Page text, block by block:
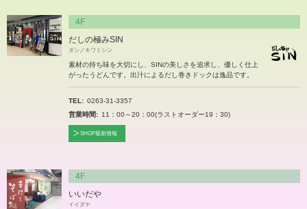
4F
だしの極みSIN
ダシノキワミシン
素材の持ち味を大切にし、SINの美しさを追求し、優しく仕上
がったうどんです。出汁によるだし巻きドックは逸品です。
TEL
0263-31-3357
営業時間
11：00～20：00(ラストオーダー19：30)
SHOP最新情報
4F
いいだや
イイダヤ